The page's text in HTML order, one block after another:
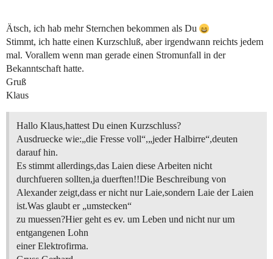
Ätsch, ich hab mehr Sternchen bekommen als Du
Stimmt, ich hatte einen Kurzschluß, aber irgendwann reichts jedem
mal. Vorallem wenn man gerade einen Stromunfall in der
Bekanntschaft hatte.
Gruß
Klaus
Hallo Klaus,hattest Du einen Kurzschluss?
Ausdruecke wie:„die Fresse voll“,„jeder Halbirre“,deuten
darauf hin.
Es stimmt allerdings,das Laien diese Arbeiten nicht
durchfueren sollten,ja duerften!!Die Beschreibung von
Alexander zeigt,dass er nicht nur Laie,sondern Laie der Laien
ist.Was glaubt er „umstecken“
zu muessen?Hier geht es ev. um Leben und nicht nur um
entgangenen Lohn
einer Elektrofirma.